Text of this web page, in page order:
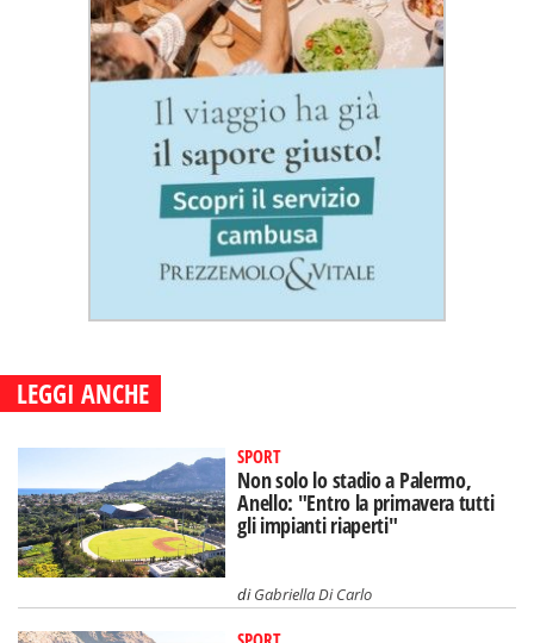
LEGGI ANCHE
SPORT
Non solo lo stadio a Palermo,
Anello: "Entro la primavera tutti
gli impianti riaperti"
diGabriella Di Carlo